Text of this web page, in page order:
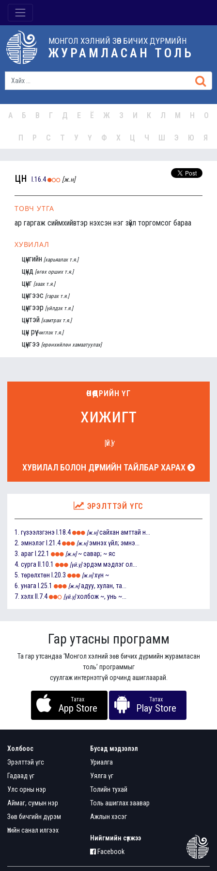
МОНГОЛ ХЭЛНИЙ ЗӨВ БИЧИХ ДҮРМИЙН
ЖУРАМЛАСАН ТОЛЬ
А Б В Г Д Е Ё Ж З И К Л М Н О
П Р С Т У Ү Ф Х Ц Ч Ш Э Ю Я
цүн I.16.4 [ж.н]
ТОВЧ УТГА
ар гаргаж сиймхийвтэр нэхсэн нэг зүйл торгомсог бараа
ХУВИЛАЛ
цүнгийн [харьяалах т.я.]
цүнд [өгөх орших т.я.]
цүнг [заах т.я.]
цүнгээс [гарах т.я.]
цүнгээр [үйлдэх т.я.]
цүнтэй [хамтрах т.я.]
цүн рүү [чиглэх т.я.]
цүнгээ [ерөнхийлөн хамаатуулах]
ӨНӨӨДРИЙН ҮГ
хижигт
[ҮЙ.Ү]
ХУВИЛАЛ БОЛОН ДҮРМИЙН ТАЙЛБАР ХАРАХ
ЭРЭЛТТЭЙ ҮГС
1. гүзээлзгэнэ I.18.4 [ж.н] сайхан амттай н...
2. эмнэлэг I.21.4 [ж.н] эмнэх үйл; эмнэ...
3. араг I.22.1 [ж.н] ~ савар; ~ яс
4. сурга II.10.1 [үй.ү] эрдэм мэдлэг ол...
5. төрөлхтөн I.20.3 [ж.н] хүн ~
6. унага I.25.1 [ж.н] адуу, хулан, та...
7. хэлх II.7.4 [үй.ү] холбож ~, унь ~...
Гар утасны программ
Та гар утсандаа ‘Монгол хэлний зөв бичих дүрмийн журамласан
толь’ программыг
суулгаж интернэтгүй орчинд ашиглаарай.
Татах
App Store
Татах
Play Store
Холбоос
Эрэлттэй үгс
Гадаад үг
Улс орны нэр
Аймаг, сумын нэр
Зөв бичгийн дүрэм
Үгийн санал илгээх
Бусад мэдээлэл
Уриалга
Уялга үг
Толийн тухай
Толь ашиглах заавар
Ажлын хэсэг
Нийгмийн сүлжээ
Facebook